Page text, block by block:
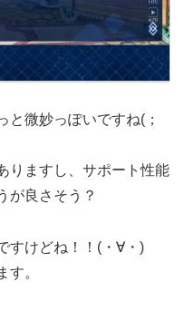
と微妙っぽいですね(；
りますし、サポート性能
が良さそう？
すけどね！！(・∀・)
す。